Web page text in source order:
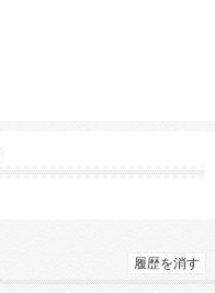
履歴を消す